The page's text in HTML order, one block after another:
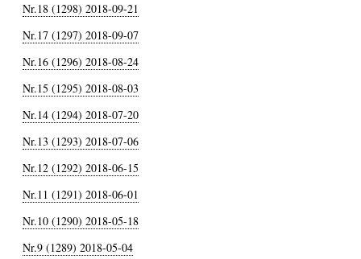
Nr.18 (1298) 2018-09-21
Nr.17 (1297) 2018-09-07
Nr.16 (1296) 2018-08-24
Nr.15 (1295) 2018-08-03
Nr.14 (1294) 2018-07-20
Nr.13 (1293) 2018-07-06
Nr.12 (1292) 2018-06-15
Nr.11 (1291) 2018-06-01
Nr.10 (1290) 2018-05-18
Nr.9 (1289) 2018-05-04